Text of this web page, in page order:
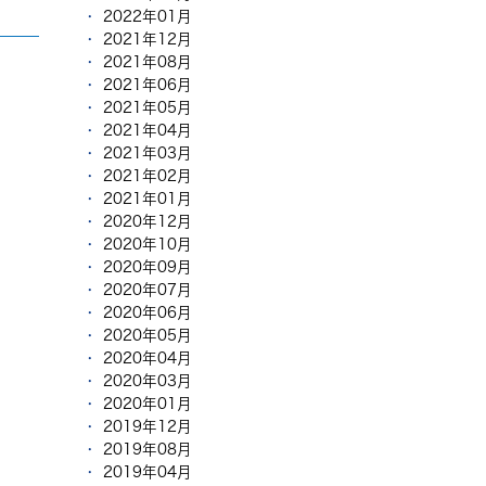
2022年01月
2021年12月
2021年08月
2021年06月
2021年05月
2021年04月
2021年03月
2021年02月
2021年01月
2020年12月
2020年10月
2020年09月
2020年07月
2020年06月
2020年05月
2020年04月
2020年03月
2020年01月
2019年12月
2019年08月
2019年04月